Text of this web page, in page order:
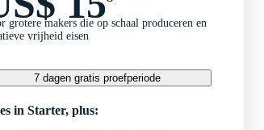
grotere makers die op schaal produceren en
vrijheid eisen
7 dagen gratis proefperiode
in Starter, plus: